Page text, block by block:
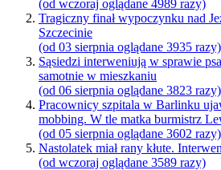
(od wczoraj oglądane 4989 razy)
Tragiczny finał wypoczynku nad
Szczecinie
(od 03 sierpnia oglądane 3935 razy)
Sąsiedzi interweniują w sprawie
samotnie w mieszkaniu
(od 06 sierpnia oglądane 3823 razy)
Pracownicy szpitala w Barlinku
mobbing. W tle matka burmistrz
(od 05 sierpnia oglądane 3602 razy)
Nastolatek miał rany kłute.
(od wczoraj oglądane 3589 razy)